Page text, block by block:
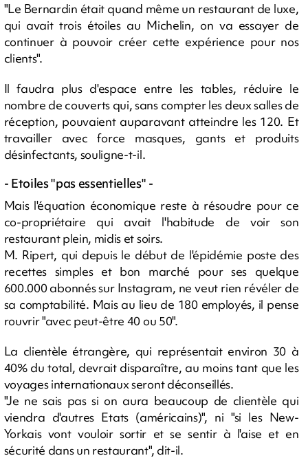
"Le Bernardin était quand même un restaurant de luxe,
qui avait trois étoiles au Michelin, on va essayer de
continuer à pouvoir créer cette expérience pour nos
clients".
Il faudra plus d'espace entre les tables, réduire le
nombre de couverts qui, sans compter les deux salles de
réception, pouvaient auparavant atteindre les 120. Et
travailler avec force masques, gants et produits
désinfectants, souligne-t-il.
- Etoiles "pas essentielles" -
Mais l'équation économique reste à résoudre pour ce
co-propriétaire qui avait l'habitude de voir son
restaurant plein, midis et soirs.
M. Ripert, qui depuis le début de l'épidémie poste des
recettes simples et bon marché pour ses quelque
600.000 abonnés sur Instagram, ne veut rien révéler de
sa comptabilité. Mais au lieu de 180 employés, il pense
rouvrir "avec peut-être 40 ou 50".
La clientèle étrangère, qui représentait environ 30 à
40% du total, devrait disparaître, au moins tant que les
voyages internationaux seront déconseillés.
"Je ne sais pas si on aura beaucoup de clientèle qui
viendra d'autres Etats (américains)", ni "si les New-
Yorkais vont vouloir sortir et se sentir à l'aise et en
sécurité dans un restaurant", dit-il.